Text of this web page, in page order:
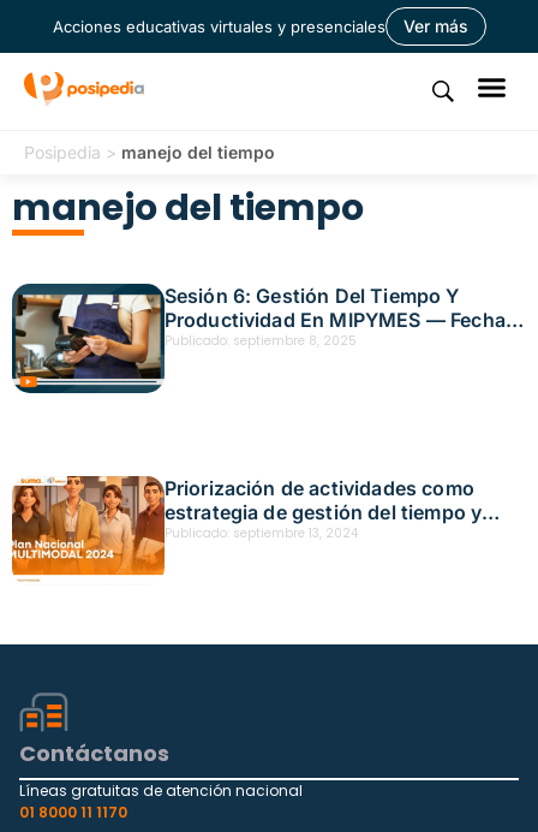
Acciones educativas virtuales y presenciales Ver más
Posipedia > manejo del tiempo
manejo del tiempo
Sesión 6: Gestión Del Tiempo Y
Productividad En MIPYMES — Fecha:
6 de noviembre, 2025
Publicado: septiembre 8, 2025
Priorización de actividades como
estrategia de gestión del tiempo y
reducción del estrés, Acción
educativa presencial, Bogotá,
Publicado: septiembre 13, 2024
Contáctanos
Líneas gratuitas de atención nacional
01 8000 11 1170